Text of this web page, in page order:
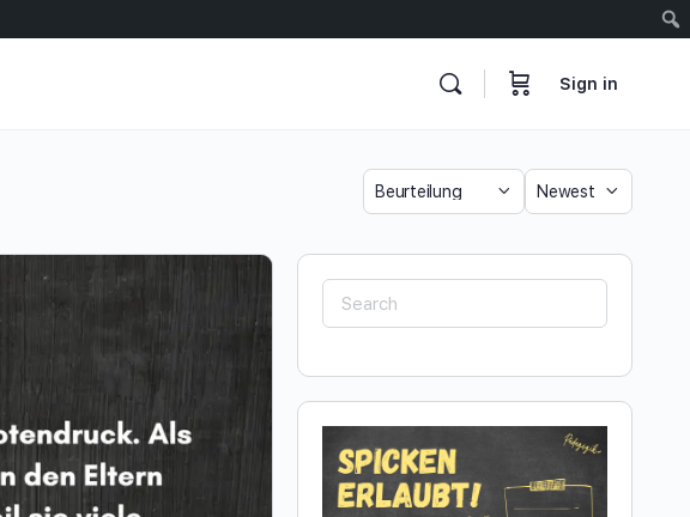
Sign in
Category
Sort
Search
for: